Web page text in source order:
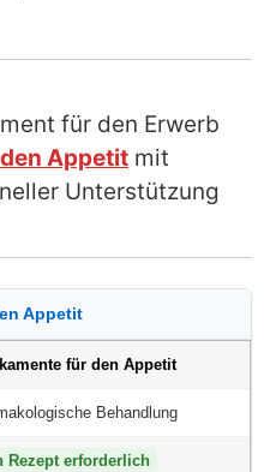
für den Erwerb
Appetit mit
Unterstützung
Appetit
für den Appetit
Behandlung
Rezept erforderlich